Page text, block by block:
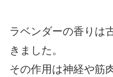
ラベンダーの香りは
きました。
その作用は神経や筋